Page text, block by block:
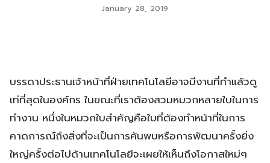
January 28, 2019
บรรดาประธานเจ้าหน้าที่ฝ่ายเทคโนโลยีอาจมีงานที่ทำแล้วดู
เท่ที่สุดในองค์กร ในขณะที่เราต้องสวมหมวกหลายใบในการ
ทำงาน หนึ่งในหมวกใบสำคัญคือใบที่ต้องทำหน้าที่ในการ
คาดการณ์ถึงสิ่งที่จะเป็นการค้นพบหรือการพัฒนาครั้งยิ่ง
ใหญ่ครั้งต่อไปด้านเทคโนโลยีจะเผยให้เห็นถึงโอกาสใหม่ๆ